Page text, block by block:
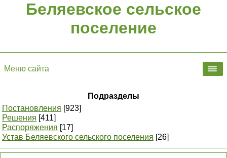
Беляевское сельское
поселение
Меню сайта
Подразделы
Постановления [923]
Решения [411]
Распоряжения [17]
Устав Беляевского сельского поселения [26]